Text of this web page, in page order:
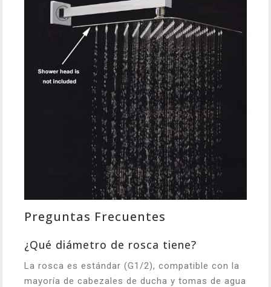
Preguntas Frecuentes
¿Qué diámetro de rosca tiene?
La rosca es estándar (G1/2), compatible con la
mayoría de cabezales de ducha y tomas de agua